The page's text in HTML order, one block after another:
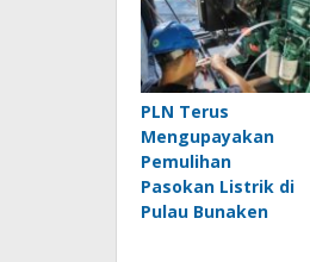
PLN Terus
Mengupayakan
Pemulihan
Pasokan Listrik di
Pulau Bunaken